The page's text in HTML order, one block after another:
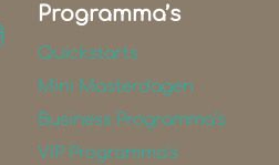
Programma’s
Quickstarts
Mini Masterdagen
Business Programma’s
VIP Programma’s